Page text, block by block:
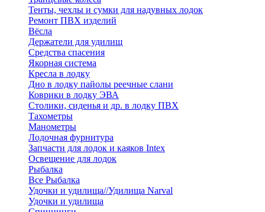
Тенты, чехлы и сумки для надувных лодок
Ремонт ПВХ изделий
Вёсла
Держатели для удилищ
Средства спасения
Якорная система
Кресла в лодку
Дно в лодку пайолы реечные слани
Коврики в лодку ЭВА
Столики, сиденья и др. в лодку ПВХ
Тахометры
Манометры
Лодочная фурнитура
Запчасти для лодок и каяков Intex
Освещение для лодок
Рыбалка
Все Рыбалка
Удочки и удилища//Удилища Narval
Удочки и удилища